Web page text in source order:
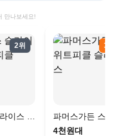
만나보세요!
2위
이스 오
3위
파머스가든 스위
피클 슬라이스
4천원대